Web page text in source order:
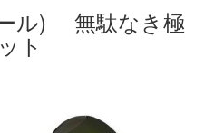
ル) 無駄なき極
ト